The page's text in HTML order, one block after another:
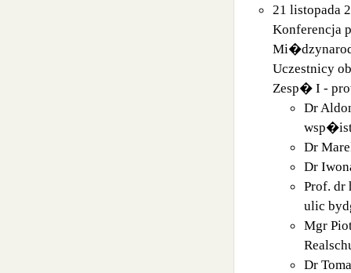
21 listopada
Konferencja
Uczestnicy
Zesp� I -
Dr
Dr
Dr
Prof.
ulic
Mgr
Dr